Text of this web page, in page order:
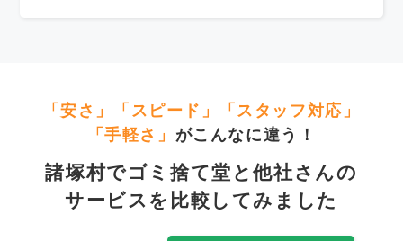
「安さ」「スピード」「スタッフ対応」
「手軽さ」 がこんなに違う！
諸塚村でゴミ捨て堂と他社さんの
サービスを比較してみました